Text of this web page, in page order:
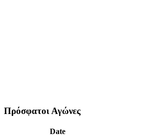
Πρόσφατοι Αγώνες
Date